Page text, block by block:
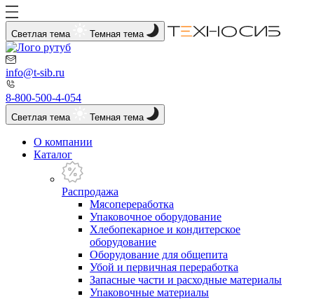
Светлая тема Темная тема
info@t-sib.ru
8-800-500-4-054
Светлая тема Темная тема
О компании
Каталог
Распродажа
Мясопереработка
Упаковочное оборудование
Хлебопекарное и кондитерское
оборудование
Оборудование для общепита
Убой и первичная переработка
Запасные части и расходные материалы
Упаковочные материалы